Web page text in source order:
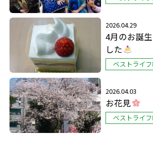
2026.04.29
4月のお誕
した
ベストライ
2026.04.03
お花見
ベストライ